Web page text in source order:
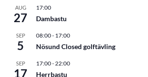
AUG
27
17:00
Dambastu
SEP
5
08:00- 17:00
Nösund Closed golftävling
SEP
17
17:00-22:00
Herrbastu